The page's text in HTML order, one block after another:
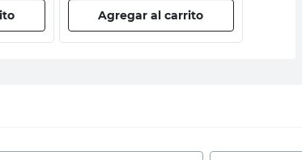
Agregar al carrito